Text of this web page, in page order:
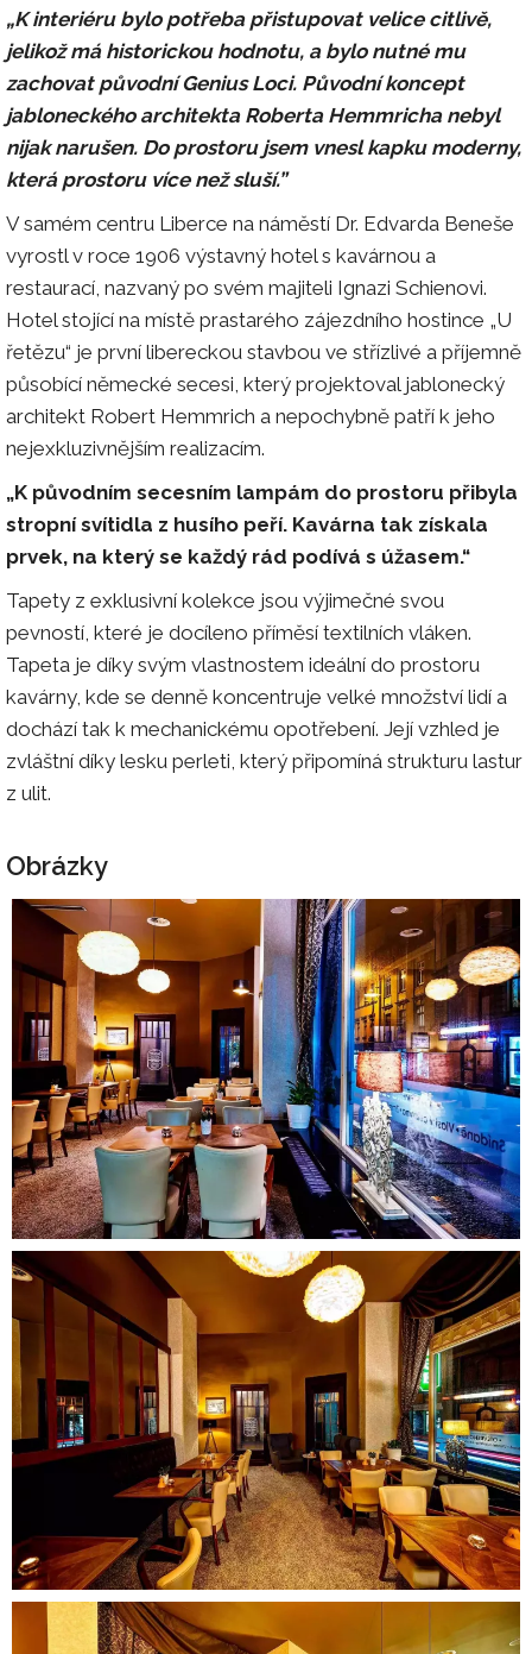
„K interiéru bylo potřeba přistupovat velice citlivě,
jelikož má historickou hodnotu, a bylo nutné mu
zachovat původní Genius Loci. Původní koncept
jabloneckého architekta Roberta Hemmricha nebyl
nijak narušen. Do prostoru jsem vnesl kapku moderny,
která prostoru více než sluší.”
V samém centru Liberce na náměstí Dr. Edvarda Beneše
vyrostl v roce 1906 výstavný hotel s kavárnou a
restaurací, nazvaný po svém majiteli Ignazi Schienovi.
Hotel stojící na místě prastarého zájezdního hostince „U
řetězu“ je první libereckou stavbou ve střízlivé a příjemně
působící německé secesi, který projektoval jablonecký
architekt Robert Hemmrich a nepochybně patří k jeho
nejexkluzivnějším realizacím.
„K původním secesním lampám do prostoru přibyla
stropní svítidla z husího peří. Kavárna tak získala
prvek, na který se každý rád podívá s úžasem.“
Tapety z exklusivní kolekce jsou výjimečné svou
pevností, které je docíleno příměsí textilních vláken.
Tapeta je díky svým vlastnostem ideální do prostoru
kavárny, kde se denně koncentruje velké množství lidí a
dochází tak k mechanickému opotřebení. Její vzhled je
zvláštní díky lesku perleti, který připomíná strukturu lastur
z ulit.
Obrázky